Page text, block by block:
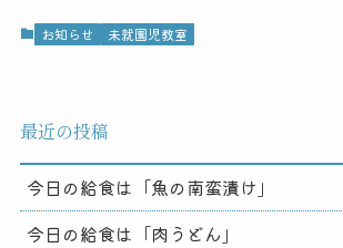
お知らせ 未就園児教室
最近の投稿
今日の給食は「魚の南蛮漬け」
今日の給食は「肉うどん」